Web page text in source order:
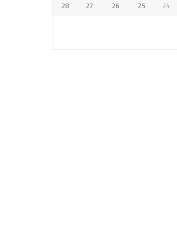
24
25
26
27
28